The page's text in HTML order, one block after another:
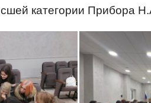
категории Прибора